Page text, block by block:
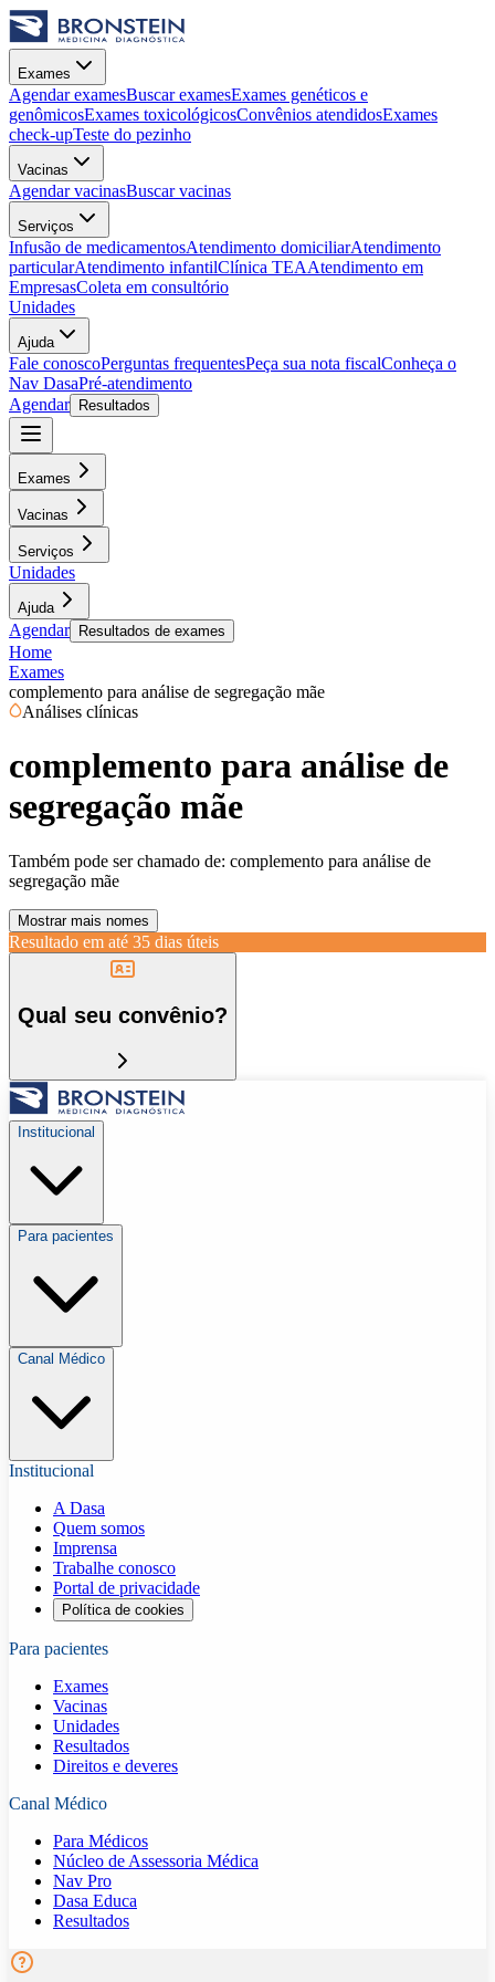
Exames
Agendar examesBuscar examesExames genéticos e
genômicosExames toxicológicosConvênios atendidosExames
check-upTeste do pezinho
Vacinas
Agendar vacinasBuscar vacinas
Serviços
Infusão de medicamentosAtendimento domiciliarAtendimento
particularAtendimento infantilClínica TEAAtendimento em
EmpresasColeta em consultório
Unidades
Ajuda
Fale conoscoPerguntas frequentesPeça sua nota fiscalConheça o
Nav DasaPré-atendimento
Agendar
Resultados
Exames
Vacinas
Serviços
Unidades
Ajuda
Agendar Resultados de exames
Home
Exames
complemento para análise de segregação mãe
Análises clínicas
complemento para análise de
segregação mãe
Também pode ser chamado de: complemento para análise de
segregação mãe
Mostrar mais nomes
Resultado em até 35 dias úteis
Qual seu convênio?
Institucional
Para pacientes
Canal Médico
Institucional
A Dasa
Quem somos
Imprensa
Trabalhe conosco
Portal de privacidade
Política de cookies
Para pacientes
Exames
Vacinas
Unidades
Resultados
Direitos e deveres
Canal Médico
Para Médicos
Núcleo de Assessoria Médica
Nav Pro
Dasa Educa
Resultados